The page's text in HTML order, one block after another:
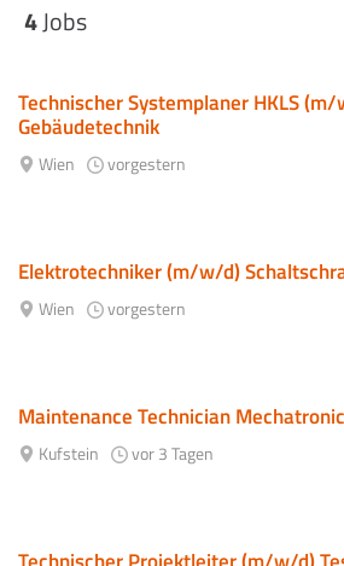
4Jobs
Technischer Systemplaner HKLS
Gebäudetechnik
Wien vorgestern
Elektrotechniker (m/w/d)
Wien vorgestern
Maintenance Technician
Kufstein vor 3 Tagen